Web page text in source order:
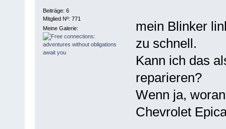
Beiträge: 6
Mitglied Nº: 771
Meine Galerie:
mein Blinker
zu schnell.
Kann ich das
reparieren?
Wenn ja,
Chevrolet